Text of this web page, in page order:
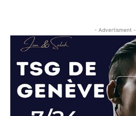
- Advertisment -